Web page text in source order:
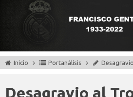
Inicio Portanálisis
Desagravio al